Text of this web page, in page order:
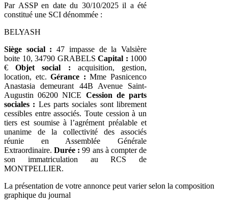
Par ASSP en date du 30/10/2025 il a été
constitué une SCI dénommée :
BELYASH
Siège social : 47 impasse de la Valsière
boite 10, 34790 GRABELS Capital : 1000
€Objet social : acquisition, gestion,
location, etc.Gérance : Mme Pasnicenco
Anastasia demeurant 44B Avenue Saint-
Augustin 06200 NICE Cession de parts
sociales : Les parts sociales sont librement
cessibles entre associés. Toute cession à un
tiers est soumise à l’agrément préalable et
unanime de la collectivité des associés
réunie en Assemblée Générale
Extraordinaire.Durée : 99 ans à compter de
son immatriculation au RCS de
MONTPELLIER.
La présentation de votre annonce peut varier selon la composition
graphique du journal